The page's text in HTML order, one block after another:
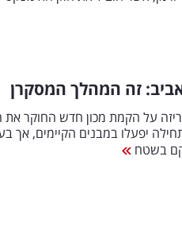
על הקמת מכון חדש החוקר
יפעלו במבנים הקיימים, אך
בשטח